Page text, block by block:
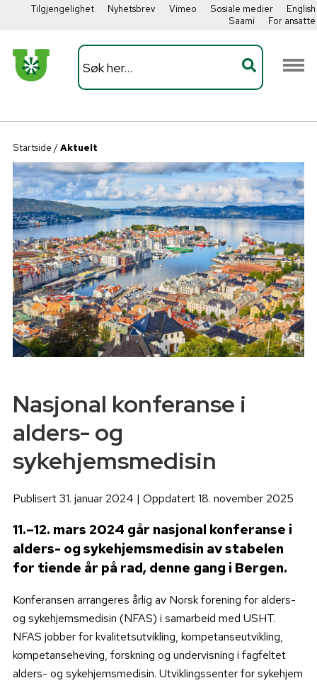
Tilgjengelighet Nyhetsbrev Vimeo Sosiale medier
English
Saami
For ansatte
Startside /Aktuelt
Nasjonal konferanse i
alders- og
sykehjemsmedisin
Publisert 31. januar 2024 | Oppdatert 18. november 2025
11.–12. mars 2024 går nasjonal konferanse i
alders- og sykehjemsmedisin av stabelen
for tiende år på rad, denne gang i Bergen.
Konferansen arrangeres årlig av Norsk forening for alders-
og sykehjemsmedisin (NFAS) i samarbeid med USHT.
NFAS jobber for kvalitetsutvikling, kompetanseutvikling,
kompetanseheving, forskning og undervisning i fagfeltet
alders- og sykehjemsmedisin. Utviklingssenter for sykehjem